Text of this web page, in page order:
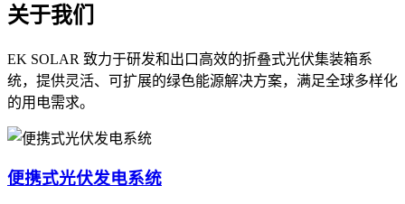
关于我们
EK SOLAR 致力于研发和出口高效的折叠式光伏集装箱系
统，提供灵活、可扩展的绿色能源解决方案，满足全球多样化
的用电需求。
便携式光伏发电系统